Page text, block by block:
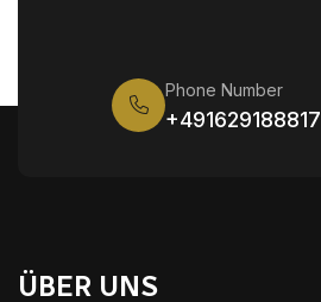
Phone Number
+491629188817
ÜBER UNS